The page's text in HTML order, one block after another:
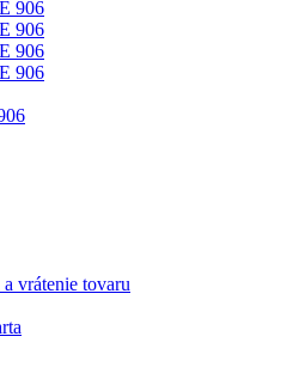
vrátenie tovaru